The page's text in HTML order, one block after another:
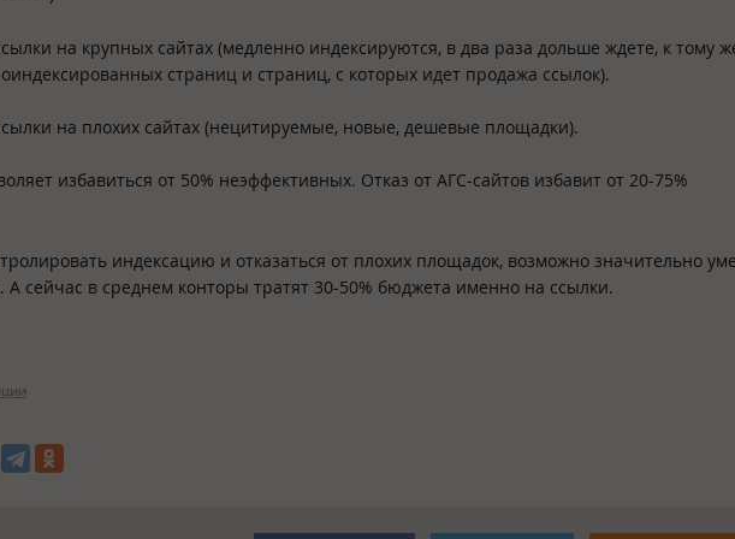
на крупных сайтах (медленно индексируются, в два раза дольше ждете, к тому
страниц и страниц, с которых идет продажа ссылок).
на плохих сайтах (нецитируемые, новые, дешевые площадки).
избавиться от 50% неэффективных. Отказ от АГС-сайтов избавит от 20-75%
индексацию и отказаться от плохих площадок, возможно значительно
А сейчас в среднем конторы тратят 30-50% бюджета именно на ссылки.